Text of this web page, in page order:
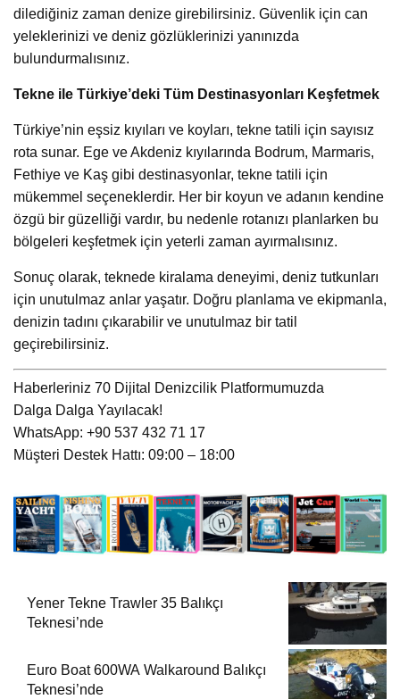
dilediğiniz zaman denize girebilirsiniz. Güvenlik için can
yeleklerinizi ve deniz gözlüklerinizi yanınızda
bulundurmalısınız.
Tekne ile Türkiye’deki Tüm Destinasyonları Keşfetmek
Türkiye’nin eşsiz kıyıları ve koyları, tekne tatili için sayısız
rota sunar. Ege ve Akdeniz kıyılarında Bodrum, Marmaris,
Fethiye ve Kaş gibi destinasyonlar, tekne tatili için
mükemmel seçeneklerdir. Her bir koyun ve adanın kendine
özgü bir güzelliği vardır, bu nedenle rotanızı planlarken bu
bölgeleri keşfetmek için yeterli zaman ayırmalısınız.
Sonuç olarak, teknede kiralama deneyimi, deniz tutkunları
için unutulmaz anlar yaşatır. Doğru planlama ve ekipmanla,
denizin tadını çıkarabilir ve unutulmaz bir tatil
geçirebilirsiniz.
Haberleriniz 70 Dijital Denizcilik Platformumuzda
Dalga Dalga Yayılacak!
WhatsApp: +90 537 432 71 17
Müşteri Destek Hattı: 09:00 – 18:00
Yener Tekne Trawler 35 Balıkçı
Teknesi’nde
Euro Boat 600WA Walkaround Balıkçı
Teknesi’nde